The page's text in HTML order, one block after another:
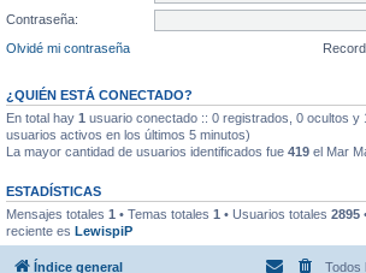
Contraseña:
Olvidé mi contraseña
¿QUIÉN ESTÁ CONECTADO?
En total hay 1 usuario conectado :: 0 registrados, 0 ocultos y
usuarios activos en los últimos 5 minutos)
La mayor cantidad de usuarios identificados fue 419 el Mar
ESTADÍSTICAS
Mensajes totales 1 • Temas totales 1 • Usuarios totales 2895
reciente es LewispiP
Índice general Todos